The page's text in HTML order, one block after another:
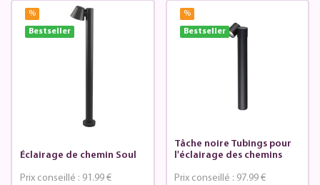
%
Bestseller
Éclairage de chemin Soul
Prix conseillé : 91.99 €
%
Bestseller
Tâche noire Tubings pour
l'éclairage des chemins
Prix conseillé : 97.99 €